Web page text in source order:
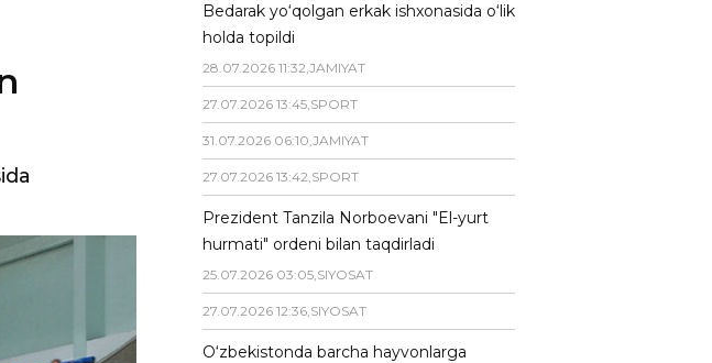
Bedarak yo‘qolgan erkak ishxonasida o‘lik
holda topildi
28.07.2026 11:32,JAMIYAT
27.07.2026 13:45,SPORT
31.07.2026 06:10,JAMIYAT
27.07.2026 13:42,SPORT
Prezident Tanzila Norboevani "El-yurt
hurmati" ordeni bilan taqdirladi
25.07.2026 03:05,SIYOSAT
27.07.2026 12:36,SIYOSAT
O‘zbekistonda barcha hayvonlarga